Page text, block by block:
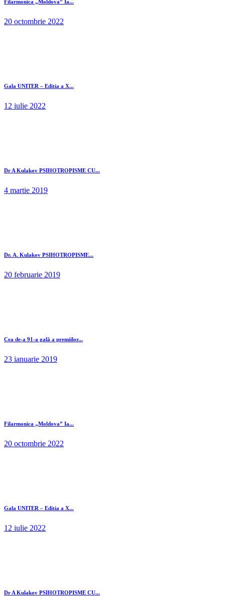
Filarmonica „Moldova” Ia...
20 octombrie 2022
Gala UNITER – Editia a X...
12 iulie 2022
Dr A Kulakov PSIHOTROPISME CU...
4 martie 2019
Dr. A. Kulakov PSIHOTROPISME...
20 februarie 2019
Cea de-a 91-a gală a premiilor...
23 ianuarie 2019
Filarmonica „Moldova” Ia...
20 octombrie 2022
Gala UNITER – Editia a X...
12 iulie 2022
Dr A Kulakov PSIHOTROPISME CU...